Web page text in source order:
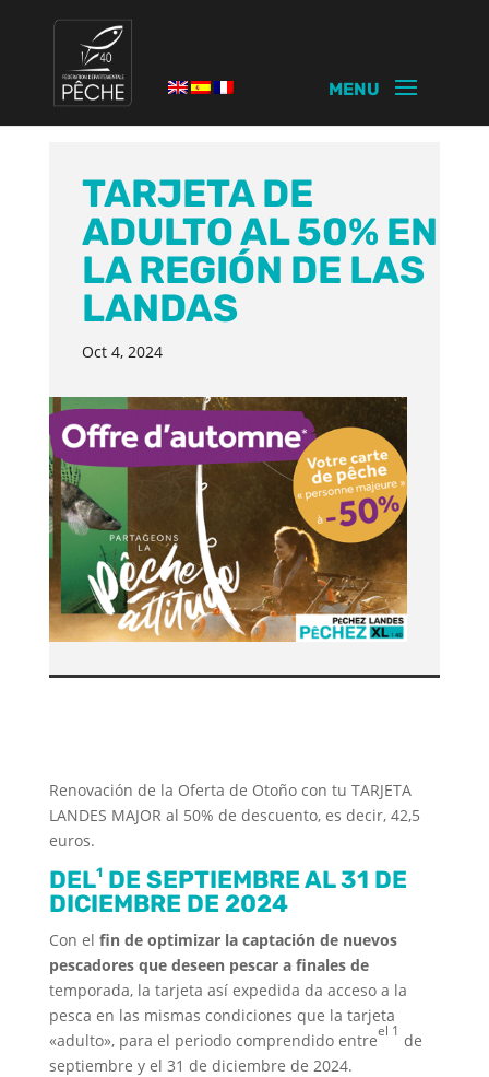
TARJETA DE
ADULTO AL 50% EN
LA REGIÓN DE LAS
LANDAS
Oct 4, 2024
Renovación de la Oferta de Otoño con tu TARJETA
LANDES MAJOR al 50% de descuento, es decir, 42,5
euros.
DEL1DE SEPTIEMBRE AL 31 DE
DICIEMBRE DE 2024
Con el fin de optimizar la captación de nuevos
pescadores que deseen pescar a finales de
temporada, la tarjeta así expedida da acceso a la
pesca en las mismas condiciones que la tarjeta
«adulto», para el periodo comprendido entreel 1 de
septiembre y el 31 de diciembre de 2024.